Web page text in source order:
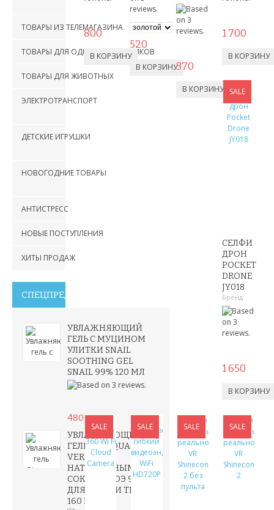
ТОВАРЫ ИЗ ТЕЛЕМАГАЗИНА
ТОВАРЫ ДЛЯ ОДНОСТРАНИЧНИКОВ
ТОВАРЫ ДЛЯ ЖИВОТНЫХ
ЭЛЕКТРОТРАНСПОРТ
ДЕТСКИЕ ИГРУШКИ
НОВОГОДНИЕ ТОВАРЫ
АНТИСТРЕСС
НОВЫЕ ПОСТУПЛЕНИЯ
ХИТЫ ПРОДАЖ
СПЕЦПРЕДЛОЖЕНИЯ
УВЛАЖНЯЮЩИЙ
ГЕЛЬ С МУЦИНОМ
УЛИТКИ SNAIL
SOOTHING GEL
SNAIL 99% 120 МЛ
480
УВЛАЖНЯЮЩИЙ
ГЕЛЬ BIOAQUA ALOE
VERA С
НАТУРАЛЬНЫМ
СОКОМ АЛОЭ 99%
ДЛЯ ЛИЦА И ТЕЛА
160 МЛ
800
520
370
1 700
SALE
СЕЛФИ
ДРОН
POCKET
DRONE
JY018
Бренд:
1 650
SALE SALE SALE SALE